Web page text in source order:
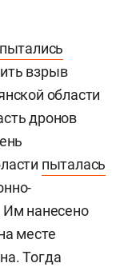
взрыв
области
дронов
пыталась
Им нанесено
месте
Тогда